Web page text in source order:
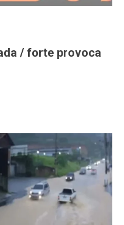
/ forte provoca